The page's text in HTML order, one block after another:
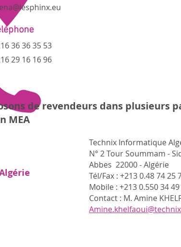
36 36 35 53
29 16 16 96
de revendeurs dans plusieurs
MEA
Technix Informatique
N° 2 Tour Soummam -
Abbes 22000 - Algérie
Tél/Fax : +213 0.48 74 25
Mobile : +213 0.550 34
Contact : M. Amine